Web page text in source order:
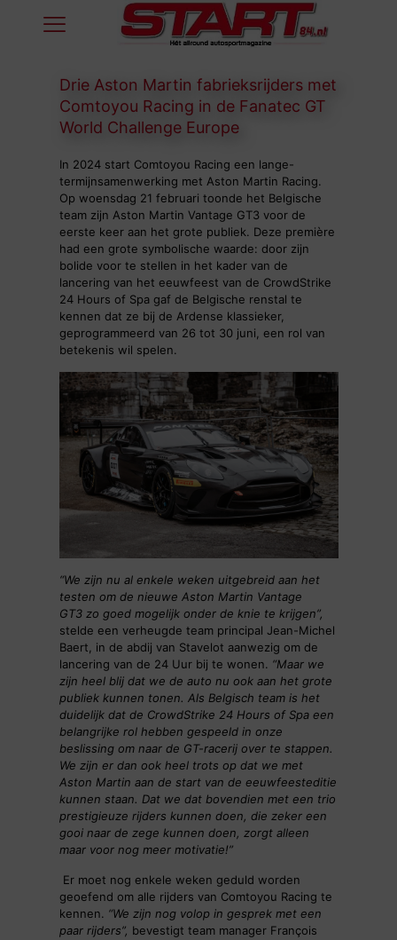
Drie Aston Martin fabrieksrijders met
Comtoyou Racing in de Fanatec GT
World Challenge Europe
In 2024 start Comtoyou Racing een lange-
termijnsamenwerking met Aston Martin Racing.
Op woensdag 21 februari toonde het Belgische
team zijn Aston Martin Vantage GT3 voor de
eerste keer aan het grote publiek. Deze première
had een grote symbolische waarde: door zijn
bolide voor te stellen in het kader van de
lancering van het eeuwfeest van de CrowdStrike
24 Hours of Spa gaf de Belgische renstal te
kennen dat ze bij de Ardense klassieker,
geprogrammeerd van 26 tot 30 juni, een rol van
betekenis wil spelen.
“We zijn nu al enkele weken uitgebreid aan het
testen om de nieuwe Aston Martin Vantage
GT3 zo goed mogelijk onder de knie te krijgen”,
stelde een verheugde team principal Jean-Michel
Baert, in de abdij van Stavelot aanwezig om de
lancering van de 24 Uur bij te wonen. “Maar we
zijn heel blij dat we de auto nu ook aan het grote
publiek kunnen tonen. Als Belgisch team is het
duidelijk dat de CrowdStrike 24 Hours of Spa een
belangrijke rol hebben gespeeld in onze
beslissing om naar de GT-racerij over te stappen.
We zijn er dan ook heel trots op dat we met
Aston Martin aan de start van de eeuwfeesteditie
kunnen staan. Dat we dat bovendien met een trio
prestigieuze rijders kunnen doen, die zeker een
gooi naar de zege kunnen doen, zorgt alleen
maar voor nog meer motivatie!”
Er moet nog enkele weken geduld worden
geoefend om alle rijders van Comtoyou Racing te
kennen. “We zijn nog volop in gesprek met een
paar rijders”, bevestigt team manager François